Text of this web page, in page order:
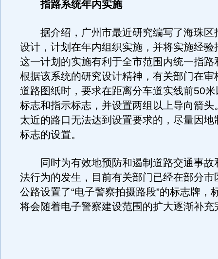
指路系统年内实施
据介绍，广州市最近研究编写了海珠区
设计，计划在年内组织实施，并将实施经验
这一计划的实施有利于全市范围内统一指路
根据该系统的研究设计精神，有关部门在审
道路图纸时，要求在距离分车道实线前50
标志和指示标志，并设置两组以上导向箭头
太近的路口无法达到设置要求的，尽量因地
标志的设置。
同时为有效地预防和遏制道路交通事故
法行为的发生，目前有关部门已经在部分市
公路设置了“电子警察拍摄路段”的标志牌，
将会随着电子警察建设范围的扩大逐渐补充